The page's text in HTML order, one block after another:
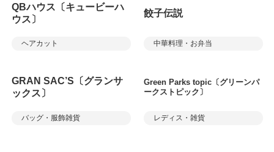
QBハウス〔キュービーハ
ウス〕
ヘアカット
餃子伝説
中華料理・お弁当
GRAN SAC’S〔グランサ
ックス〕
バッグ・服飾雑貨
Green Parks topic〔グリーンパ
ークストピック〕
レディス・雑貨